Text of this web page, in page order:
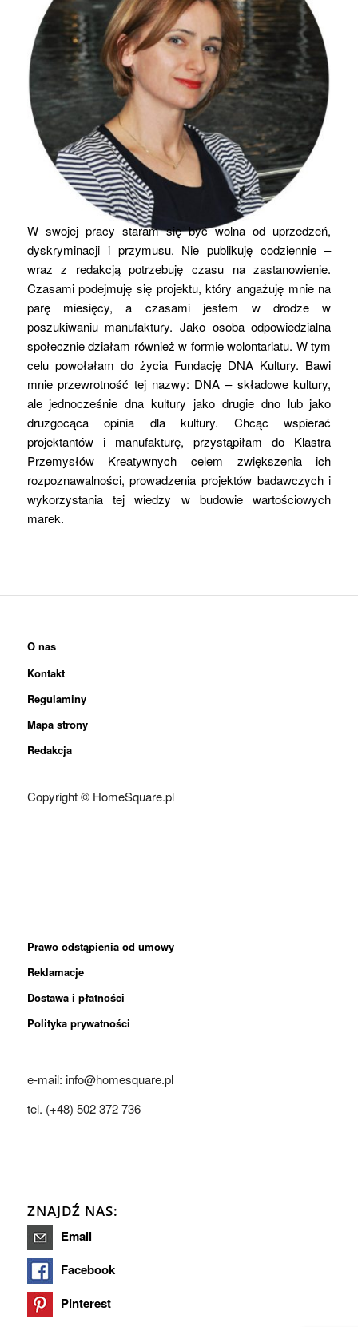
W swojej pracy staram się być wolna od uprzedzeń,
dyskryminacji i przymusu. Nie publikuję codziennie –
wraz z redakcją potrzebuję czasu na zastanowienie.
Czasami podejmuję się projektu, który angażuję mnie na
parę miesięcy, a czasami jestem w drodze w
poszukiwaniu manufaktury. Jako osoba odpowiedzialna
społecznie działam również w formie wolontariatu. W tym
celu powołałam do życia Fundację DNA Kultury. Bawi
mnie przewrotność tej nazwy: DNA – składowe kultury,
ale jednocześnie dna kultury jako drugie dno lub jako
druzgocąca opinia dla kultury. Chcąc wspierać
projektantów i manufakturę, przystąpiłam do Klastra
Przemysłów Kreatywnych celem zwiększenia ich
rozpoznawalności, prowadzenia projektów badawczych i
wykorzystania tej wiedzy w budowie wartościowych
marek.
O nas
Kontakt
Regulaminy
Mapa strony
Redakcja
Copyright © HomeSquare.pl
Prawo odstąpienia od umowy
Reklamacje
Dostawa i płatności
Polityka prywatności
e-mail: info@homesquare.pl
tel. (+48) 502 372 736
ZNAJDŹ NAS:
Email
Facebook
Pinterest